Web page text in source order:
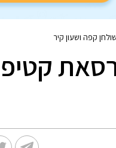
קפה ושעון קיר